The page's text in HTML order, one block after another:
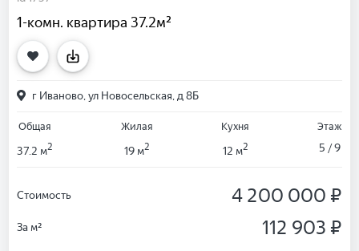
1-комн. квартира 37.2м²
г Иваново, ул Новосельская, д 8Б
Общая
37.2 м2
Жилая
19 м2
Кухня
12 м2
Этаж
5 / 9
Стоимость 4 200 000 ₽
За м² 112 903 ₽